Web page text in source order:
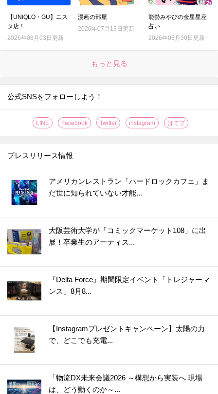
【UNIQLO・GU】ニス
タ店！
2026年08月03日更新
漫画の部屋
2026年07月13日更新
能勢みやびの金星星座
占い
2026年06月30日更新
もっと見る
公式SNSをフォローしよう！
LINE Facebook Twitter instagram はてブ
プレスリリース情報
アメリカンレストラン「ハードロックカフェ」ま
だ世に知られていない才能...
大阪芸術大学が「コミックマーケット108」に出
展！卒業生のアーティス...
『Delta Force』期間限定イベント「トレジャーマ
ンス」8月8...
【Instagramプレゼントキャンペーン】太陽の力
で、どこでも充電...
「物流DX未来会議2026 ～構想から実装へ 現場
は、どう動くのか～...